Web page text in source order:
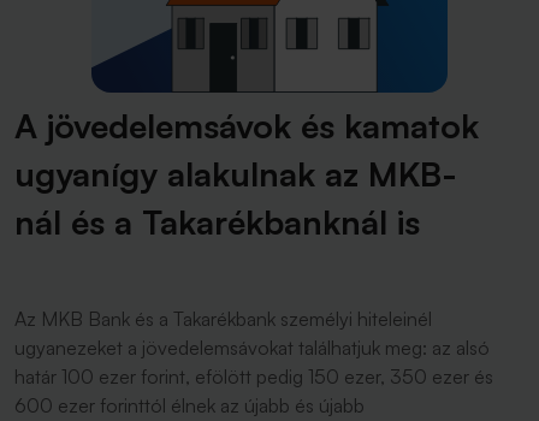
A jövedelemsávok és kamatok
ugyanígy alakulnak az MKB-
nál és a Takarékbanknál is
Az MKB Bank és a Takarékbank személyi hiteleinél
ugyanezeket a jövedelemsávokat találhatjuk meg: az alsó
határ 100 ezer forint, efölött pedig 150 ezer, 350 ezer és
600 ezer forinttól élnek az újabb és újabb